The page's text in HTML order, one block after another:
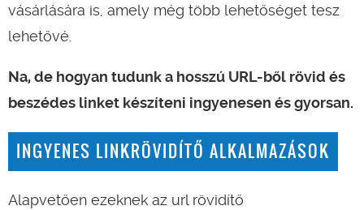
vásárlására is, amely még több lehetőséget tesz
lehetővé.
Na, de hogyan tudunk a hosszú URL-ből rövid és
beszédes linket készíteni ingyenesen és gyorsan.
INGYENES LINKRÖVIDÍTŐ ALKALMAZÁSOK
Alapvetően ezeknek az url rövidítő